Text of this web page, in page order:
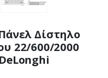
Δίστηλο
22/600/2000